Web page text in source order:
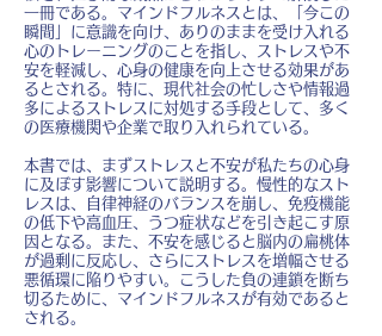
一冊である。マインドフルネスとは、「今この
瞬間」に意識を向け、ありのままを受け入れる
心のトレーニングのことを指し、ストレスや不
安を軽減し、心身の健康を向上させる効果があ
るとされる。特に、現代社会の忙しさや情報過
多によるストレスに対処する手段として、多く
の医療機関や企業で取り入れられている。
本書では、まずストレスと不安が私たちの心身
に及ぼす影響について説明する。慢性的なスト
レスは、自律神経のバランスを崩し、免疫機能
の低下や高血圧、うつ症状などを引き起こす原
因となる。また、不安を感じると脳内の扁桃体
が過剰に反応し、さらにストレスを増幅させる
悪循環に陥りやすい。こうした負の連鎖を断ち
切るために、マインドフルネスが有効であると
される。